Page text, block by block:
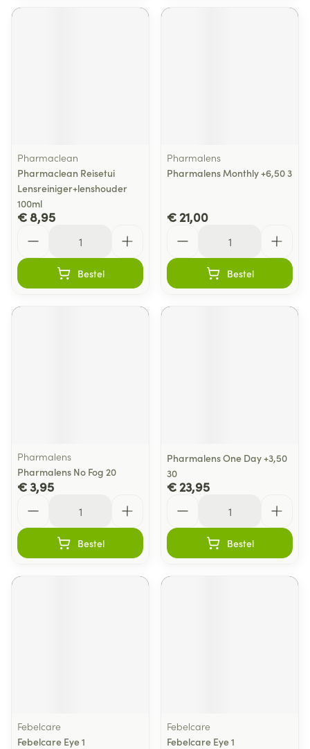
Pharmaclean
Pharmaclean Reisetui
Lensreiniger+lenshouder
100ml
€ 8,95
Bestel
Pharmalens
Pharmalens Monthly +6,50 3
€ 21,00
Bestel
Pharmalens
Pharmalens No Fog 20
€ 3,95
Bestel
Pharmalens One Day +3,50
30
€ 23,95
Bestel
Febelcare
Febelcare Eye 1
Febelcare
Febelcare Eye 1